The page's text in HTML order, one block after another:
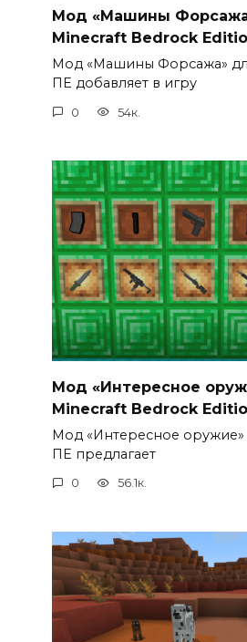
Мод «Машины
Minecraft Bedrock
Мод «Машины Форсажа»
ПЕ добавляет в игру
0 54к.
Мод «Интересное
Minecraft Bedrock
Мод «Интересное
ПЕ предлагает
0 56.1к.